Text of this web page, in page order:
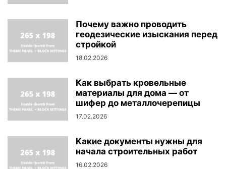
Почему важно проводить
геодезические изыскания перед
стройкой
18.02.2026
Как выбрать кровельные
материалы для дома — от
шифер до металлочерепицы
17.02.2026
Какие документы нужны для
начала строительных работ
16.02.2026